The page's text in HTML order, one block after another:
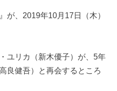
が、2019年10月17日（木）
ユリカ（新木優子）が、5年
良健吾）と再会するところ